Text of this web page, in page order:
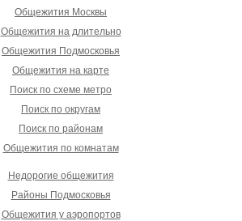
Общежития Москвы
Общежития на длительно
Общежития Подмосковья
Общежития на карте
Поиск по схеме метро
Поиск по округам
Поиск по районам
Общежития по комнатам
Недорогие общежития
Районы Подмосковья
Общежития у аэропортов